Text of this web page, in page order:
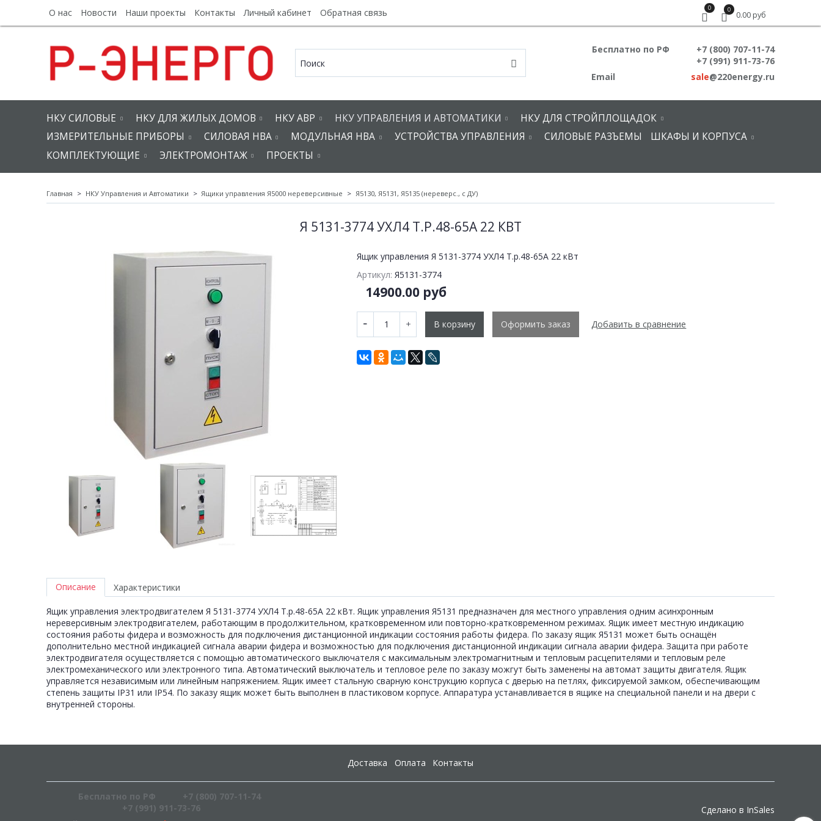
О нас Новости Наши проекты Контакты Личный кабинет Обратная связь 0 0
0.00 руб
Бесплатно по РФ
+7 (800) 707-11-74
+7 (991) 911-73-76
Email
sale@220energy.ru
НКУ СИЛОВЫЕ НКУ ДЛЯ ЖИЛЫХ ДОМОВ НКУ АВР НКУ УПРАВЛЕНИЯ И АВТОМАТИКИ
НКУ ДЛЯ СТРОЙПЛОЩАДОК
ИЗМЕРИТЕЛЬНЫЕ ПРИБОРЫ
СИЛОВАЯ НВА МОДУЛЬНАЯ НВА УСТРОЙСТВА УПРАВЛЕНИЯ СИЛОВЫЕ РАЗЪЕМЫ
ШКАФЫ И КОРПУСА
КОМПЛЕКТУЮЩИЕ
ЭЛЕКТРОМОНТАЖ ПРОЕКТЫ
Главная НКУ Управления и Автоматики Ящики управления Я5000 нереверсивные Я5130, Я5131, Я5135 (нереверс., с ДУ)
Я 5131-3774 УХЛ4 Т.Р.48-65А 22 КВТ
Ящик управления Я 5131-3774 УХЛ4 Т.р.48-65А 22 кВт
Артикул: Я5131-3774
14900.00 руб
В корзину Оформить заказ Добавить в сравнение
Описание
Ящик управления электродвигателем Я 5131-3774 УХЛ4 Т.р.48-65А 22 кВт. Ящик управления Я5131 предназначен для местного управления одним асинхронным
нереверсивным электродвигателем, работающим в продолжительном, кратковременном или повторно-кратковременном режимах. Ящик имеет местную индикацию
состояния работы фидера и возможность для подключения дистанционной индикации состояния работы фидера. По заказу ящик Я5131 может быть оснащён
дополнительно местной индикацией сигнала аварии фидера и возможностью для подключения дистанционной индикации сигнала аварии фидера. Защита при работе
электродвигателя осуществляется с помощью автоматического выключателя с максимальным электромагнитным и тепловым расцепителями и тепловым реле
электромеханического или электронного типа. Автоматический выключатель и тепловое реле по заказу можгут быть заменены на автомат защиты двигателя. Ящик
управляется независимым или линейным напряжением. Ящик имеет стальную сварную конструкцию корпуса с дверью на петлях, фиксируемой замком, обеспечивающим
степень защиты IР31 или IP54. По заказу ящик может быть выполнен в пластиковом корпусе. Аппаратура устанавливается в ящике на специальной панели и на двери с
внутренней стороны.
Характеристики
Доставка Оплата Контакты
Бесплатно по РФ
+7 (800) 707-11-74
+7 (991) 911-73-76
Сделано в InSales